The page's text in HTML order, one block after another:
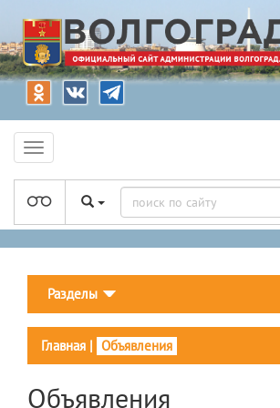
Разделы
Главная | Объявления
Объявления